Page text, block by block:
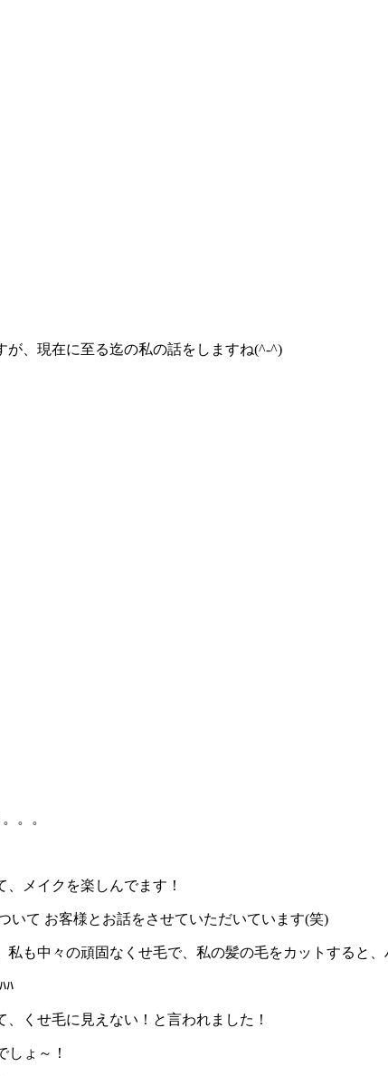
、現在に至る迄の私の話をしますね(^-^)
。。
メイクを楽しんでます！
いて お客様とお話をさせていただいています(笑)
も中々の頑固なくせ毛で、私の髪の毛をカットすると、
ﾊ
くせ毛に見えない！と言われました！
しょ～！